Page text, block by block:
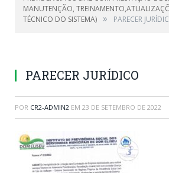
MANUTENÇÃO,
TÉCNICO DO SISTEMA) » PARECER
PARECER JURÍDICO
POR CR2-ADMIN2 EM 23 DE SETEMBRO DE 2022